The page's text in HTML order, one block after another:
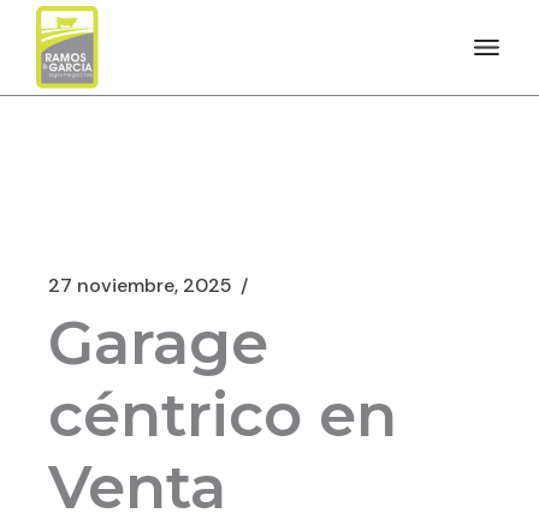
27 noviembre, 2025
Garage
céntrico en
Venta